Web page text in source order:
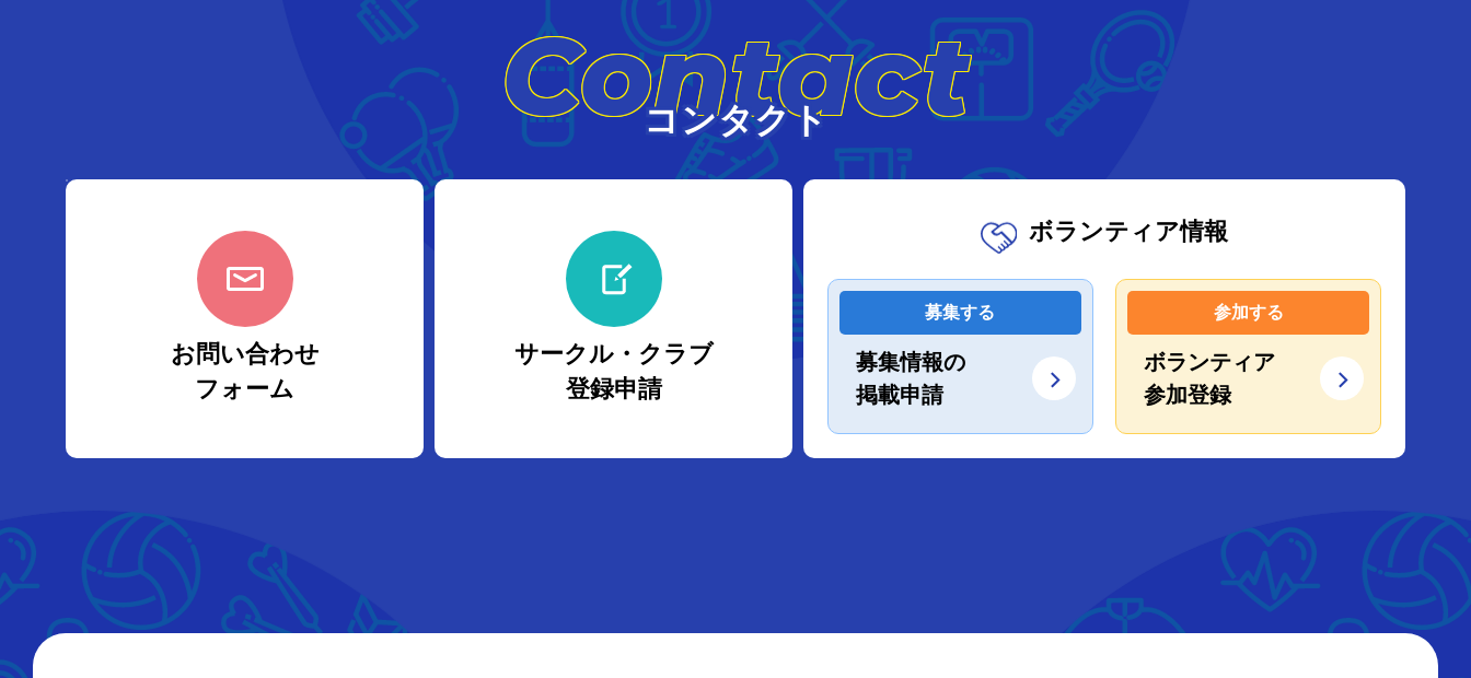
Contact
コンタクト
お問い合わせ
フォーム
サークル・クラブ
登録申請
ボランティア情報
募集する
募集情報の
掲載申請
参加する
ボランティア
参加登録